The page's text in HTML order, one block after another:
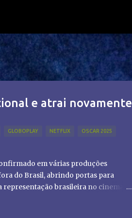
e atrai novamente
GLOBOPLAY NETFLIX OSCAR 2025
em várias produções
do Brasil, abrindo portas para
brasileira no cinema